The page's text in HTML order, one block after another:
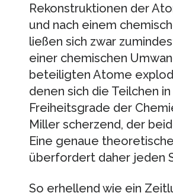
Rekonstruktionen der
und nach einem
ließen sich zwar
einer chemischen
beteiligten Atome
denen sich die Teilchen
Freiheitsgrade der
Miller scherzend, der
Eine genaue
überfordert daher jeden
So erhellend wie ein